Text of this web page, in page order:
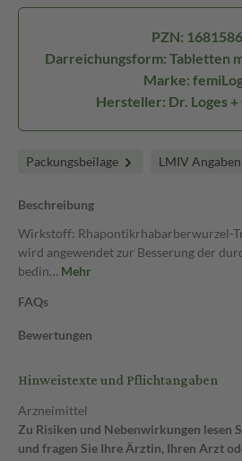
PZN:
Darreichungsform: Tabletten
Marke:
Hersteller: Dr. Loges +
Packungsbeilage LMIV Angaben
Beschreibung
Wirkstoff: Rhapontikrhabarberwurzel-
wird angewendet zur Besserung der
bedin… Mehr
FAQs
Bewertungen
Hinweistexte und Pflichtangaben
Arzneimittel
Zu Risiken und Nebenwirkungen lesen
und fragen Sie Ihre Ärztin, Ihren Arzt